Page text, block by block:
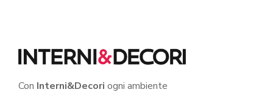
Con Interni&Decori ogni ambiente